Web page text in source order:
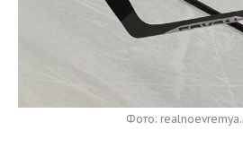
НЕФТЕХИМИЯ
РОЗНИЧНАЯ ТОРГОВЛЯ
НОВОСТИ ТЕХНОЛОГИЙ
ВЫЕЗДНАЯ РЕДАКЦИЯ
НОВОСТИ СПОРТА
Фото: